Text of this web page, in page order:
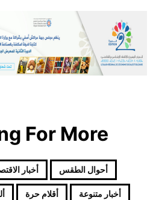
For More?
أحوال الطقس أخبار
أخبار متنوعة أقلام حرة